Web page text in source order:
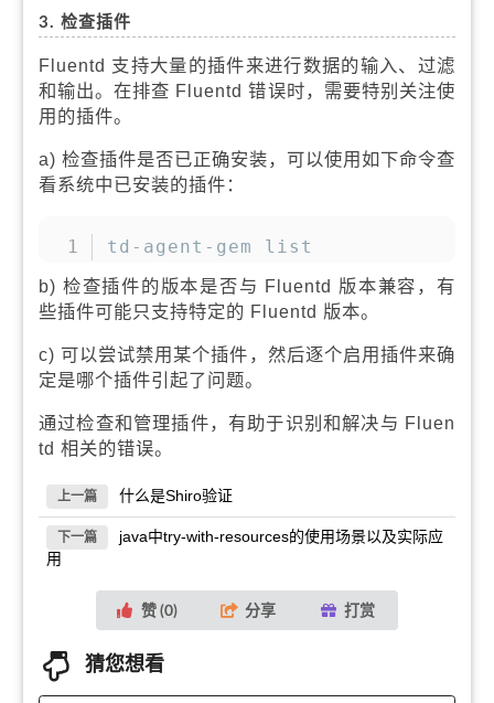
3. 检查插件
Fluentd 支持大量的插件来进行数据的输入、过滤
和输出。在排查 Fluentd 错误时，需要特别关注使
用的插件。
a) 检查插件是否已正确安装，可以使用如下命令查
看系统中已安装的插件：
td-agent-gem list
b) 检查插件的版本是否与 Fluentd 版本兼容，有
些插件可能只支持特定的 Fluentd 版本。
c) 可以尝试禁用某个插件，然后逐个启用插件来确
定是哪个插件引起了问题。
通过检查和管理插件，有助于识别和解决与 Fluen
td 相关的错误。
上一篇 什么是Shiro验证
下一篇
java中try-with-resources的使用场景以及实际应
用
赞 (0) 分享 打赏
猜您想看